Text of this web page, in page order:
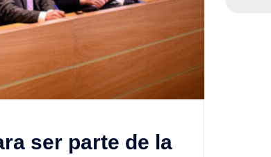
ser parte de la